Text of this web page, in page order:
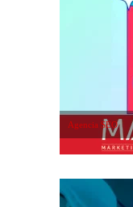
Agencia SEO